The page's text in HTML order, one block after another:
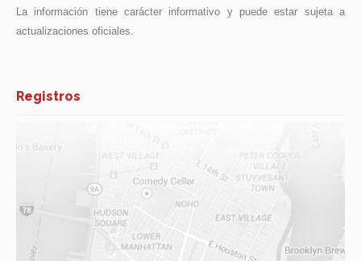
La información tiene carácter informativo y puede estar sujeta a
actualizaciones oficiales.
Registros